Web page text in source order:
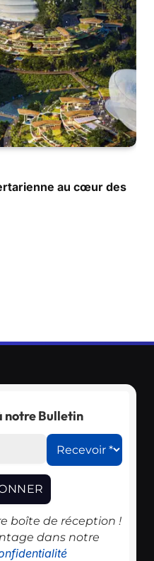
au cœur des
notre Bulletin
boîte de réception !
dans notre